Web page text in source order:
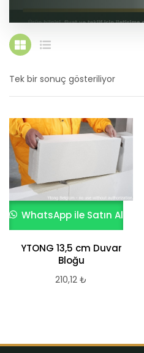
Tek bir sonuç gösteriliyor
WhatsApp ile Satın Al
YTONG 13,5 cm Duvar
Bloğu
210,12 ₺